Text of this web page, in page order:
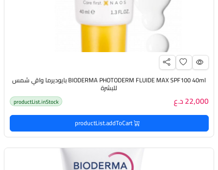
BIODERMA PHOTODERM FLUIDE MAX SPF100 40ml بايوديرما واقي شمس
للبشرة
22,000 د.ع productList.inStock
productList.addToCart